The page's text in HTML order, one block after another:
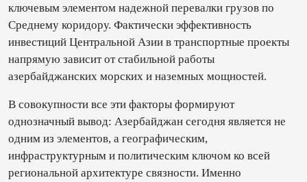
ключевым элементом надежной перевалки грузов по
Среднему коридору. Фактически эффективность
инвестиций Центральной Азии в транспортные проекты
напрямую зависит от стабильной работы
азербайджанских морских и наземных мощностей.
В совокупности все эти факторы формируют
однозначный вывод: Азербайджан сегодня является не
одним из элементов, а географическим,
инфраструктурным и политическим ключом ко всей
региональной архитектуре связности. Именно